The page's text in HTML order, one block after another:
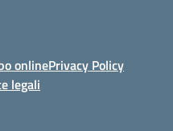
onlinePrivacy Policy
legali